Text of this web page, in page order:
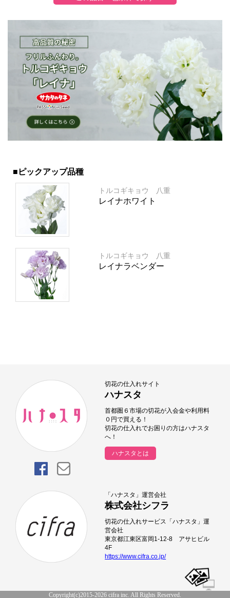
■ピックアップ品種
トルコギキョウ 八重
レイナホワイト
トルコギキョウ 八重
レイナラベンダー
切花の仕入れサイト
ハナスタ
首都圏６市場の切花が入会金や利用料
０円で買える！
切花の仕入れでお困りの方はハナスタ
へ！
ハナスタとは
「ハナスタ」運営会社
株式会社シフラ
切花の仕入れサービス「ハナスタ」運
営会社
東京都江東区富岡1-12-8 アサヒビル
4F
https://www.cifra.co.jp/
Copyright(c)2015-2026 cifra inc. All Rights Reserved.